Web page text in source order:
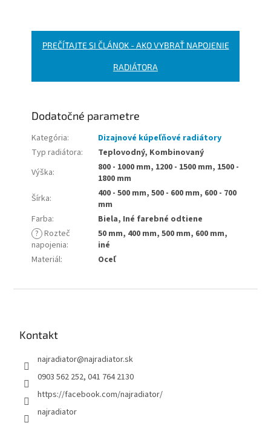
PREČÍTAJTE SI ČLÁNOK - AKO VYBRAŤ NAPOJENIE
RADIÁTORA
Dodatočné parametre
Kategória:
Dizajnové kúpeľňové radiátory
Typ radiátora:
Teplovodný, Kombinovaný
Výška:
800 - 1000 mm, 1200 - 1500 mm, 1500 -
1800 mm
Šírka:
400 - 500 mm, 500 - 600 mm, 600 - 700
mm
Farba:
Biela, Iné farebné odtiene
? Rozteč
napojenia:
50 mm, 400 mm, 500 mm, 600 mm,
iné
Materiál: Oceľ
Kontakt
najradiator@najradiator.sk
0903 562 252, 041 764 2130
https://facebook.com/najradiator/
najradiator